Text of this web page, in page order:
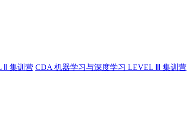
Ⅱ 集训营 CDA 机器学习与深度学习 LEVEL Ⅲ 集训营